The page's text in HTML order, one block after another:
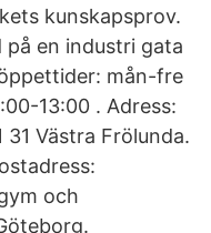
kunskapsprov.
på en industri gata
mån-fre
13:00 . Adress:
Västra Frölunda.
och